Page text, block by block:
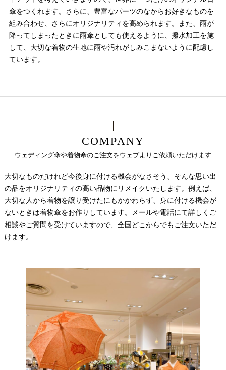
傘をつくれます。さらに、豊富なパーツのなからお好きなものを
組み合わせ、さらにオリジナリティを高められます。また、雨が
降ってしまったときに雨傘としても使えるように、撥水加工を施
して、大切な着物の生地に雨や汚れがしみこまないように配慮し
ています。
ウェディング傘や着物傘のご注文をウェブよりご依頼いただけます
COMPANY
大切なものだけれど今後身に付ける機会がなさそう、そんな思い出
の品をオリジナリティの高い品物にリメイクいたします。例えば、
大切な人から着物を譲り受けたにもかかわらず、身に付ける機会が
ないときは着物傘をお作りしています。メールや電話にて詳しくご
相談やご質問を受けていますので、全国どこからでもご注文いただ
けます。